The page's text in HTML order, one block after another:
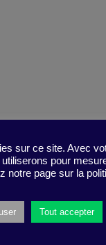
sur ce site. Avec
pour
notre page sur la
Tout accepter